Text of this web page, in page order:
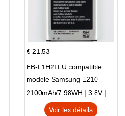
2500mAh/9.55WH | 3.82V | Li-ion ...
€ 21.53
EB-L1H2LLU compatible
modèle Samsung E210
E210K i939
2100mAh/7.98WH | 3.8V | Li-ion ...
Voir les détails